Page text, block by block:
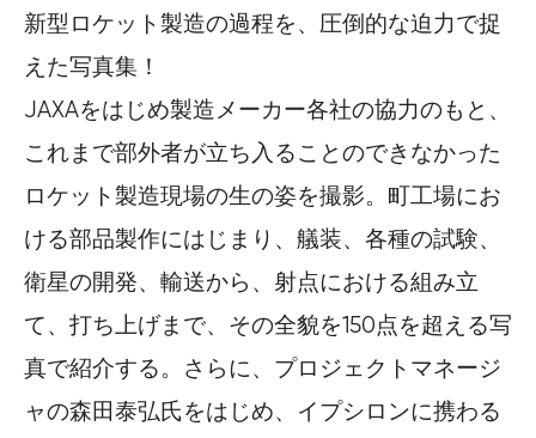
新型ロケット製造の過程を、圧倒的な迫力で捉
えた写真集！
JAXAをはじめ製造メーカー各社の協力のもと、
これまで部外者が立ち入ることのできなかった
ロケット製造現場の生の姿を撮影。町工場にお
ける部品製作にはじまり、艤装、各種の試験、
衛星の開発、輸送から、射点における組み立
て、打ち上げまで、その全貌を150点を超える写
真で紹介する。さらに、プロジェクトマネージ
ャの森田泰弘氏をはじめ、イプシロンに携わる